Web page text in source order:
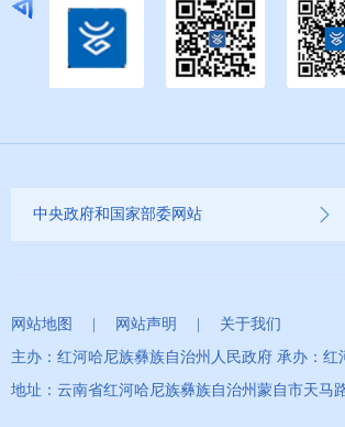
中央政府和国家部委网站
网站地图 | 网站声明 | 关于我们
主办：红河哈尼族彝族自治州人民政府 承办：
地址：云南省红河哈尼族彝族自治州蒙自市天